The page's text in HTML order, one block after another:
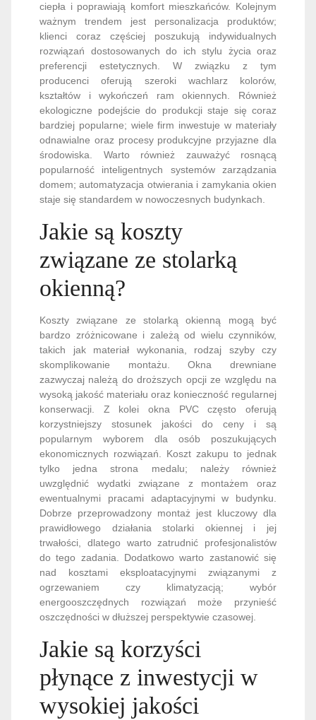
ciepła i poprawiają komfort mieszkańców. Kolejnym
ważnym trendem jest personalizacja produktów;
klienci coraz częściej poszukują indywidualnych
rozwiązań dostosowanych do ich stylu życia oraz
preferencji estetycznych. W związku z tym
producenci oferują szeroki wachlarz kolorów,
kształtów i wykończeń ram okiennych. Również
ekologiczne podejście do produkcji staje się coraz
bardziej popularne; wiele firm inwestuje w materiały
odnawialne oraz procesy produkcyjne przyjazne dla
środowiska. Warto również zauważyć rosnącą
popularność inteligentnych systemów zarządzania
domem; automatyzacja otwierania i zamykania okien
staje się standardem w nowoczesnych budynkach.
Jakie są koszty
związane ze stolarką
okienną?
Koszty związane ze stolarką okienną mogą być
bardzo zróżnicowane i zależą od wielu czynników,
takich jak materiał wykonania, rodzaj szyby czy
skomplikowanie montażu. Okna drewniane
zazwyczaj należą do droższych opcji ze względu na
wysoką jakość materiału oraz konieczność regularnej
konserwacji. Z kolei okna PVC często oferują
korzystniejszy stosunek jakości do ceny i są
popularnym wyborem dla osób poszukujących
ekonomicznych rozwiązań. Koszt zakupu to jednak
tylko jedna strona medalu; należy również
uwzględnić wydatki związane z montażem oraz
ewentualnymi pracami adaptacyjnymi w budynku.
Dobrze przeprowadzony montaż jest kluczowy dla
prawidłowego działania stolarki okiennej i jej
trwałości, dlatego warto zatrudnić profesjonalistów
do tego zadania. Dodatkowo warto zastanowić się
nad kosztami eksploatacyjnymi związanymi z
ogrzewaniem czy klimatyzacją; wybór
energooszczędnych rozwiązań może przynieść
oszczędności w dłuższej perspektywie czasowej.
Jakie są korzyści
płynące z inwestycji w
wysokiej jakości